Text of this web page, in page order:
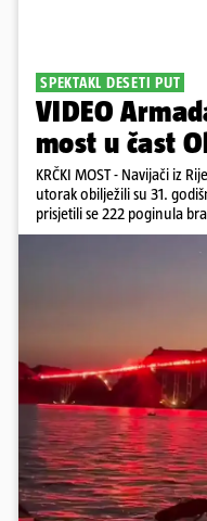
SPEKTAKL DESETI PUT
VIDEO
most u čast
KRČKI MOST - Navijači iz
utorak obilježili su 31.
prisjetili se 222 poginula
Bakljadu su priredili